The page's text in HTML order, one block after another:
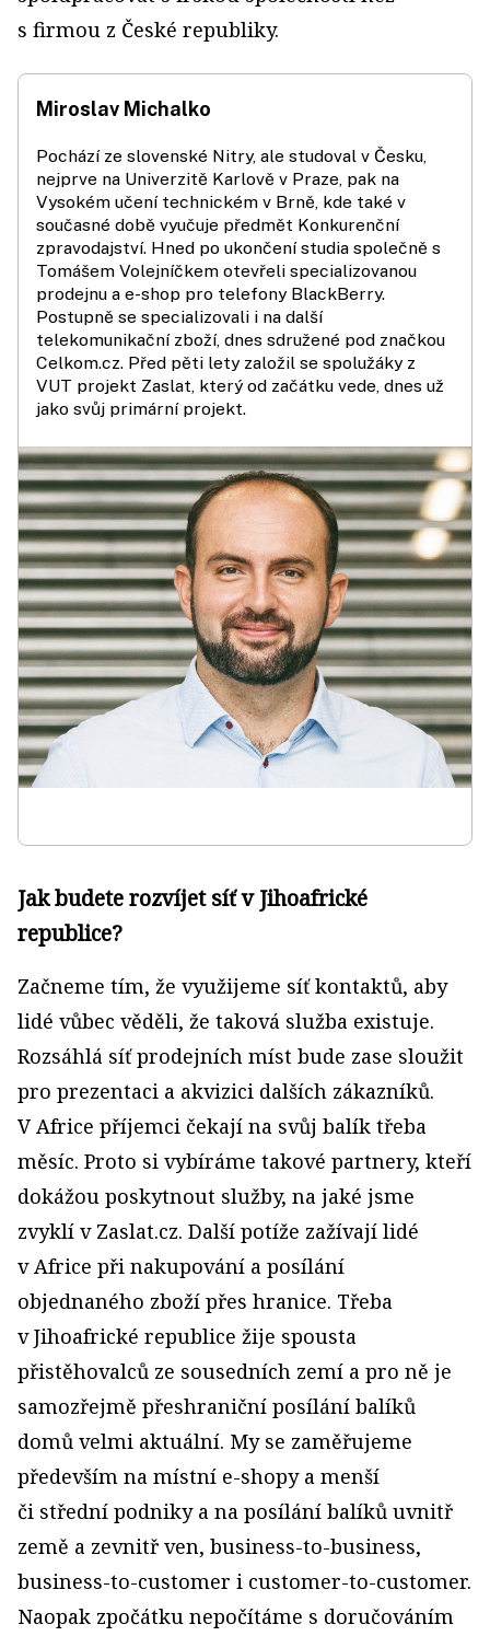
s firmou z České republiky.
Miroslav Michalko
Pochází ze slovenské Nitry, ale studoval v Česku,
nejprve na Univerzitě Karlově v Praze, pak na
Vysokém učení technickém v Brně, kde také v
současné době vyučuje předmět Konkurenční
zpravodajství. Hned po ukončení studia společně s
Tomášem Volejníčkem otevřeli specializovanou
prodejnu a e­-shop pro telefony BlackBerry.
Postupně se specializovali i na další
telekomunikační zboží, dnes sdružené pod značkou
Celkom.cz. Před pěti lety založil se spolužáky z
VUT projekt Zaslat, který od začátku vede, dnes už
jako svůj primární projekt.
Jak budete rozvíjet síť v Jihoafrické
republice?
Začneme tím, že využijeme síť kontaktů, aby
lidé vůbec věděli, že taková služba existuje.
Rozsáhlá síť prodejních míst bude zase sloužit
pro prezentaci a akvizici dalších zákazníků.
V Africe příjemci čekají na svůj balík třeba
měsíc. Proto si vybíráme takové partnery, kteří
dokážou poskytnout služby, na jaké jsme
zvyklí v Zaslat.cz. Další potíže zažívají lidé
v Africe při nakupování a posílání
objednaného zboží přes hranice. Třeba
v Jihoafrické republice žije spousta
přistěhovalců ze sousedních zemí a pro ně je
samozřejmě přeshraniční posílání balíků
domů velmi aktuální. My se zaměřujeme
především na místní e­-shopy a menší
či střední podniky a na posílání balíků uvnitř
země a zevnitř ven, business­-to­-business,
business­-to­-customer i customer­-to­-customer.
Naopak zpočátku nepočítáme s doručováním